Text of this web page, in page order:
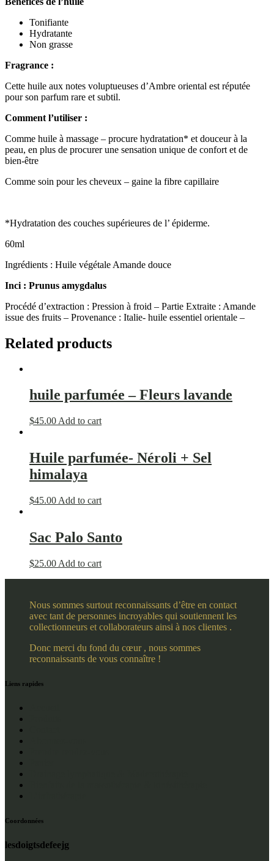
Tonifiante
Hydratante
Non grasse
Fragrance :
Cette huile aux notes voluptueuses d’Ambre oriental est réputée
pour son parfum rare et subtil.
Comment l’utiliser :
Comme huile à massage – procure hydratation* et douceur à la
peau, en plus de procurer une sensation unique de confort et de
bien-être
Comme soin pour les cheveux – gaine la fibre capillaire
*Hydratation des couches supérieures de l’ épiderme.
60ml
Ingrédients : Huile végétale Amande douce
Inci : Prunus amygdalus
Procédé d’extraction : Pression à froid – Partie Extraite : Amande
issue des fruits – Provenance : Italie- huile essentiel orientale –
Related products
huile parfumée – Fleurs lavande
$45.00 Add to cart
Huile parfumée- Néroli + Sel
himalaya
$45.00 Add to cart
Sac Palo Santo
$25.00 Add to cart
Nous sommes surtout reconnaissants d’être en contact
avec tant de personnes incroyables qui soutiennent les
collectionneurs et collaborateurs ainsi à nos clientes .
Donc merci du fond du cœur , nous sommes
reconnaissants de vous connaître !
Liens rapides
Coordonnées
lesdoigtsdefeejg